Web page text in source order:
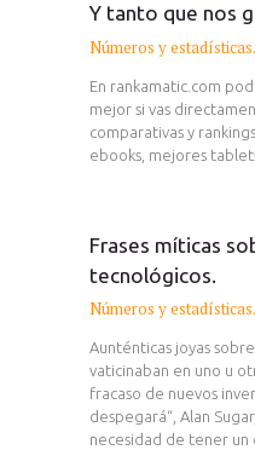
Y tanto que nos
Números y estadísticas.
En rankamatic.com
mejor si vas
comparativas y
ebooks, mejores
Frases míticas
tecnológicos.
Números y estadísticas.
Aunténticas joyas
vaticinaban en uno u
fracaso de nuevos
despegará“, Alan
necesidad de tener un